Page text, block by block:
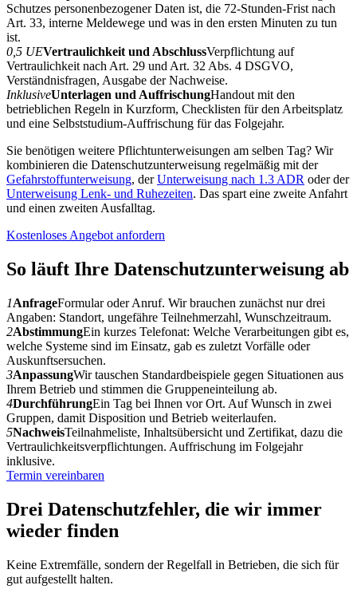
Schutzes personenbezogener Daten ist, die 72-Stunden-Frist nach
Art. 33, interne Meldewege und was in den ersten Minuten zu tun
ist.
0,5 UEVertraulichkeit und AbschlussVerpflichtung auf
Vertraulichkeit nach Art. 29 und Art. 32 Abs. 4 DSGVO,
Verständnisfragen, Ausgabe der Nachweise.
InklusiveUnterlagen und AuffrischungHandout mit den
betrieblichen Regeln in Kurzform, Checklisten für den Arbeitsplatz
und eine Selbststudium-Auffrischung für das Folgejahr.
Sie benötigen weitere Pflichtunterweisungen am selben Tag? Wir
kombinieren die Datenschutzunterweisung regelmäßig mit der
Gefahrstoffunterweisung, derUnterweisung nach 1.3 ADR oder der
Unterweisung Lenk- und Ruhezeiten. Das spart eine zweite Anfahrt
und einen zweiten Ausfalltag.
Kostenloses Angebot anfordern
So läuft Ihre Datenschutzunterweisung ab
1AnfrageFormular oder Anruf. Wir brauchen zunächst nur drei
Angaben: Standort, ungefähre Teilnehmerzahl, Wunschzeitraum.
2AbstimmungEin kurzes Telefonat: Welche Verarbeitungen gibt es,
welche Systeme sind im Einsatz, gab es zuletzt Vorfälle oder
Auskunftsersuchen.
3AnpassungWir tauschen Standardbeispiele gegen Situationen aus
Ihrem Betrieb und stimmen die Gruppeneinteilung ab.
4DurchführungEin Tag bei Ihnen vor Ort. Auf Wunsch in zwei
Gruppen, damit Disposition und Betrieb weiterlaufen.
5NachweisTeilnahmeliste, Inhaltsübersicht und Zertifikat, dazu die
Vertraulichkeitsverpflichtungen. Auffrischung im Folgejahr
inklusive.
Termin vereinbaren
Drei Datenschutzfehler, die wir immer
wieder finden
Keine Extremfälle, sondern der Regelfall in Betrieben, die sich für
gut aufgestellt halten.